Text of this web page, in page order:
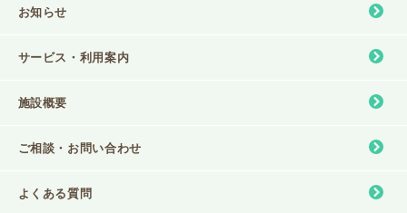
お知らせ
サービス・利⽤案内
施設概要
ご相談・お問い合わせ
よくある質問